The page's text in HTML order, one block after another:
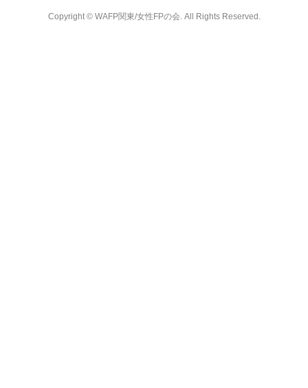
Copyright ©WAFP関東/女性FPの会. All Rights Reserved.